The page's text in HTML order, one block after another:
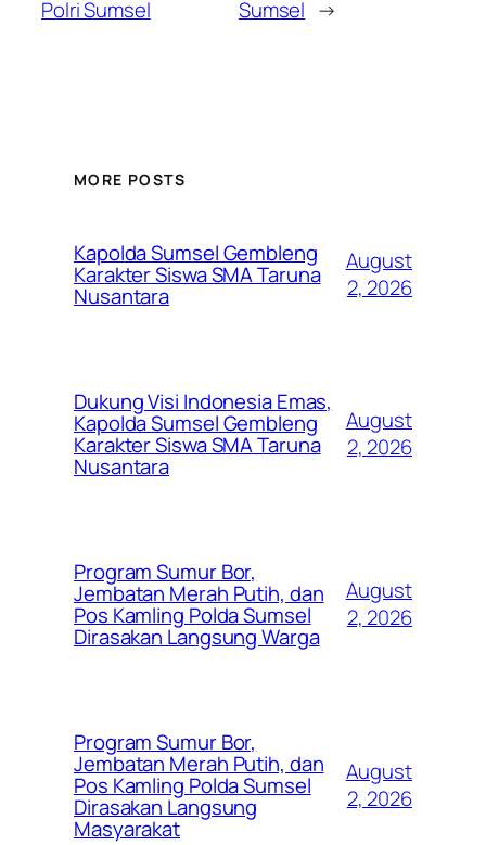
Polri Sumsel Sumsel →
MORE POSTS
Kapolda Sumsel Gembleng
Karakter Siswa SMA Taruna
Nusantara
August
2, 2026
Dukung Visi Indonesia Emas,
Kapolda Sumsel Gembleng
Karakter Siswa SMA Taruna
Nusantara
August
2, 2026
Program Sumur Bor,
Jembatan Merah Putih, dan
Pos Kamling Polda Sumsel
Dirasakan Langsung Warga
August
2, 2026
Program Sumur Bor,
Jembatan Merah Putih, dan
Pos Kamling Polda Sumsel
Dirasakan Langsung
Masyarakat
August
2, 2026